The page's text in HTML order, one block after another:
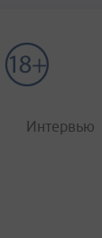
Интервью